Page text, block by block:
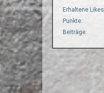
Erhaltene Likes
Punkte
Beiträge